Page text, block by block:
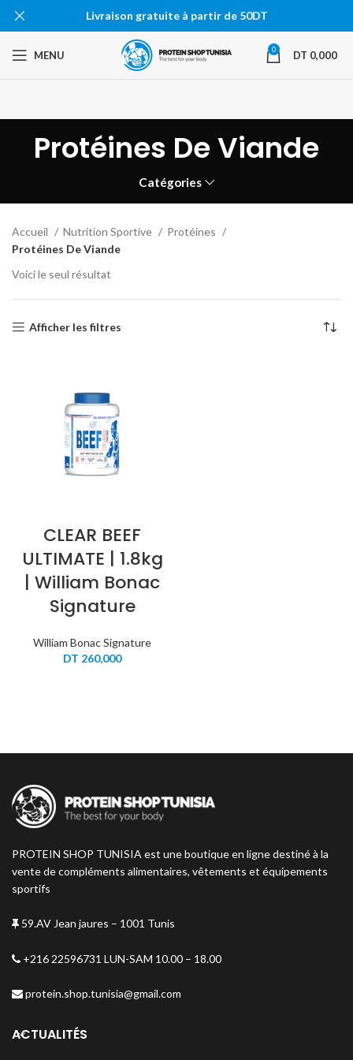
MENU 0 DT 0,000
Protéines De Viande
Catégories
Accueil Nutrition Sportive
Protéines
Protéines De Viande
Voici le seul résultat
Afficher les filtres
CLEAR BEEF
ULTIMATE | 1.8kg
| William Bonac
Signature
William Bonac Signature
DT 260,000
PROTEIN SHOP TUNISIA est une boutique en ligne destiné à la
vente de compléments alimentaires, vêtements et équipements
sportifs
59.AV Jean jaures – 1001 Tunis
+216 22596731 LUN-SAM 10.00 – 18.00
protein.shop.tunisia@gmail.com
ACTUALITÉS
Livraison gratuite à partir de 50DT